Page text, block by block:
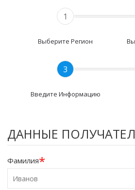
1
Выберите Регион
3
Введите Информацию
ДАННЫЕ
Фамилия*